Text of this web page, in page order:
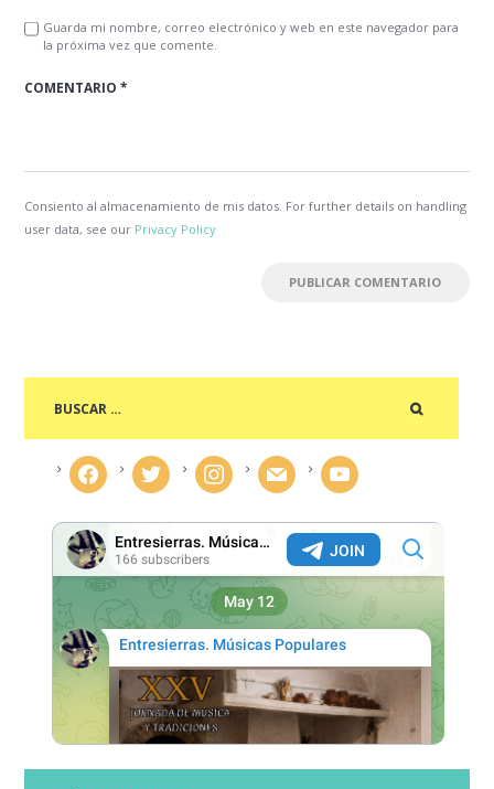
Guarda mi nombre, correo electrónico y web en este navegador para
la próxima vez que comente.
Consiento al almacenamiento de mis datos. For further details on handling
user data, see our Privacy Policy
facebook twitter instagram mail youtube